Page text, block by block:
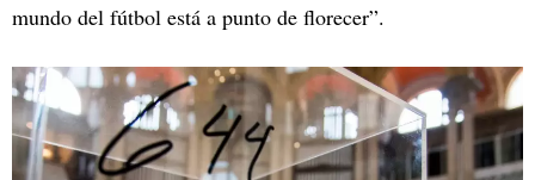
mundo del fútbol está a punto de florecer”.